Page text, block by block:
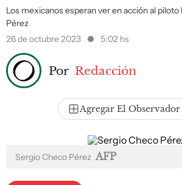
Los mexicanos esperan ver en acción al piloto
Pérez
26 de octubre 2023
5:02 hs
Por Redacción
Agregar El Observador
Sergio Checo Pérez AFP